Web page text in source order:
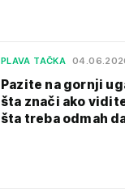
PLAVA TAČKA
Pazite na gornji
šta znači ako
šta treba odmah